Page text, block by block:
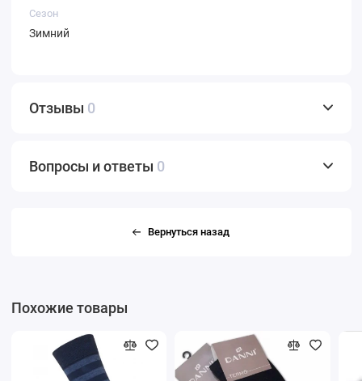
Сезон
Зимний
Отзывы 0
Вопросы и ответы 0
Вернуться назад
Похожие товары